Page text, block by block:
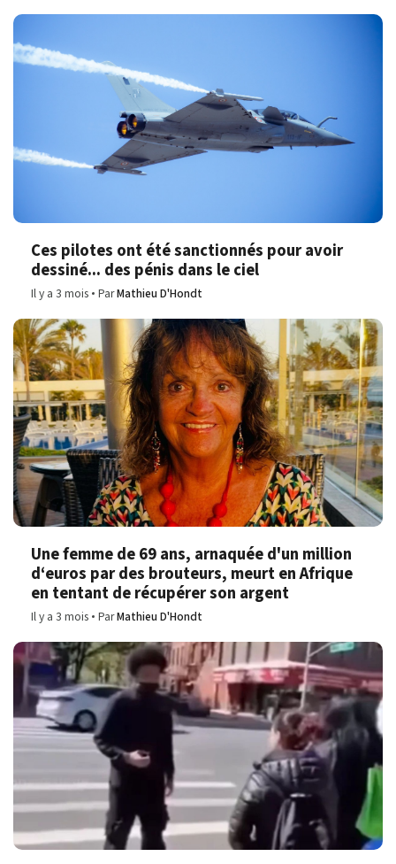
Ces pilotes ont été sanctionnés pour avoir
dessiné... des pénis dans le ciel
Il y a 3 mois ParMathieu D'Hondt
Une femme de 69 ans, arnaquée d'un million
d‘euros par des brouteurs, meurt en Afrique
en tentant de récupérer son argent
Il y a 3 mois ParMathieu D'Hondt